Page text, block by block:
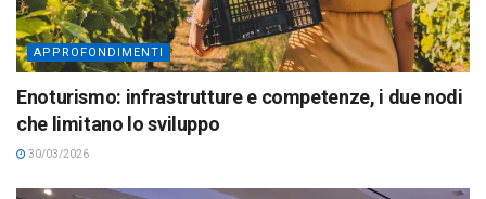
APPROFONDIMENTI
Enoturismo: infrastrutture e competenze, i due nodi
che limitano lo sviluppo
30/03/2026